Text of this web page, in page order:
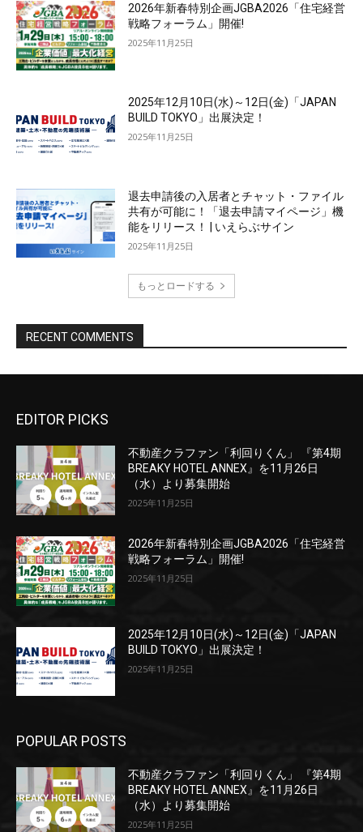
EDITOR PICKS
不動産クラファン「利回りくん」 『第4期
BREAKY HOTEL ANNEX』を11月26日
（水）より募集開始
2025年11月25日
2026年新春特別企画JGBA2026「住宅経営
戦略フォーラム」開催!
2025年11月25日
2025年12月10日(水)～12日(金)「JAPAN
BUILD TOKYO」出展決定！
2025年11月25日
POPULAR POSTS
不動産クラファン「利回りくん」 『第4期
BREAKY HOTEL ANNEX』を11月26日
（水）より募集開始
2025年11月25日